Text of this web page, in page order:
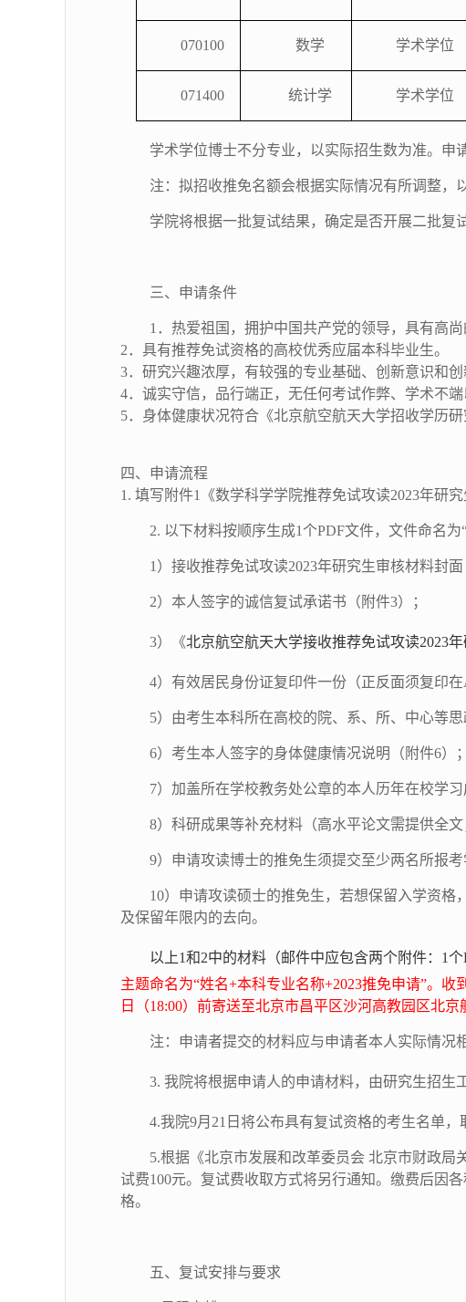
070100 数学 学术学位
071400 统计学 学术学位
学术学位博士不分专业，以实际招生数为准。申
注：拟招收推免名额会根据实际情况有所调整，
学院将根据一批复试结果，确定是否开展二批复
三、申请条件
1．热爱祖国，拥护中国共产党的领导，具有高
2．具有推荐免试资格的高校优秀应届本科毕业生。
3．研究兴趣浓厚，有较强的专业基础、创新意识和创
4．诚实守信，品行端正，无任何考试作弊、学术不端
5．身体健康状况符合《北京航空航天大学招收学历研
四、申请流程
1. 填写附件1《数学科学学院推荐免试攻读2023年研
2. 以下材料按顺序生成1个PDF文件，文件命名为
1）接收推荐免试攻读2023年研究生审核材料封
2）本人签字的诚信复试承诺书（附件3）；
3）《北京航空航天大学接收推荐免试攻读2023
4）有效居民身份证复印件一份（正反面须复印在
5）由考生本科所在高校的院、系、所、中心等
6）考生本人签字的身体健康情况说明（附件6）；
7）加盖所在学校教务处公章的本人历年在校学习
8）科研成果等补充材料（高水平论文需提供全
9）申请攻读博士的推免生须提交至少两名所报
10）申请攻读硕士的推免生，若想保留入学资格
及保留年限内的去向。
以上1和2中的材料（邮件中应包含两个附件：1个
主题命名为“姓名+本科专业名称+2023推免申请”。收
日（18:00）前寄送至北京市昌平区沙河高教园区北
注：申请者提交的材料应与申请者本人实际情况
3. 我院将根据申请人的申请材料，由研究生招生
4.我院9月 21 日将公布具有复试资格的考生名单
5.根据《北京市发展和改革委员会 北京市财政局
试费100元。复试费收取方式将另行通知。缴费后因
格。
五、复试安排与要求